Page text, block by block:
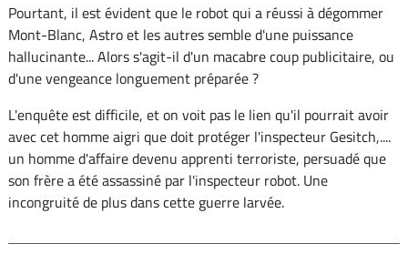
Pourtant, il est évident que le robot qui a réussi à dégommer
Mont-Blanc, Astro et les autres semble d'une puissance
hallucinante... Alors s'agit-il d'un macabre coup publicitaire, ou
d'une vengeance longuement préparée ?
L'enquête est difficile, et on voit pas le lien qu'il pourrait avoir
avec cet homme aigri que doit protéger l'inspecteur Gesitch,....
un homme d'affaire devenu apprenti terroriste, persuadé que
son frère a été assassiné par l'inspecteur robot. Une
incongruité de plus dans cette guerre larvée.